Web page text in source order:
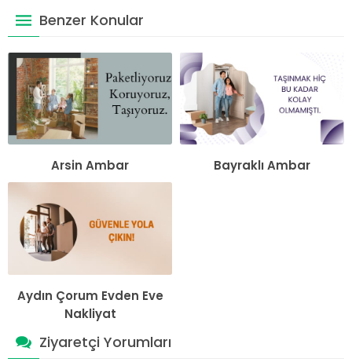
Benzer Konular
Arsin Ambar Bayraklı Ambar
Aydın Çorum Evden Eve
Nakliyat
Ziyaretçi Yorumları